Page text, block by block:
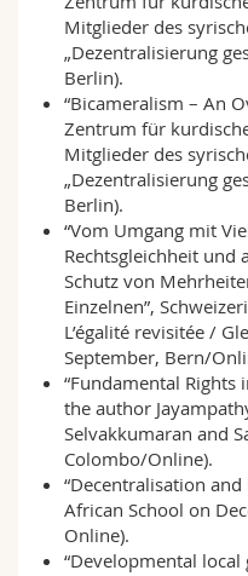
Mitglieder des
„Dezentralisierung
Berlin).
“Bicameralism – An
Zentrum für
Mitglieder des
„Dezentralisierung
Berlin).
“Vom Umgang mit
Rechtsgleichheit und
Schutz von
Einzelnen”,
L’égalité revisitée /
September, Bern/
“Fundamental Rights
the author
Selvakkumaran and
Colombo/Online).
“Decentralisation
African School on
Online).
“Developmental